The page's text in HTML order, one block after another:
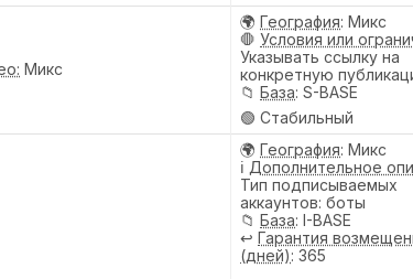
Микс
🌍 География: Микс
🛑 Условия или
Указывать ссылку на
конкретную
📁 База: S-BASE
🟢 Стабильный
🌍 География: Микс
ℹ️ Дополнительное
Тип подписываемых
аккаунтов: боты
📁 База: I-BASE
↩️ Гарантия
(дней): 365